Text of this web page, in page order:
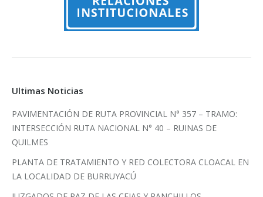
Ultimas Noticias
PAVIMENTACIÓN DE RUTA PROVINCIAL N° 357 – TRAMO:
INTERSECCIÓN RUTA NACIONAL N° 40 – RUINAS DE
QUILMES
PLANTA DE TRATAMIENTO Y RED COLECTORA CLOACAL EN
LA LOCALIDAD DE BURRUYACÚ